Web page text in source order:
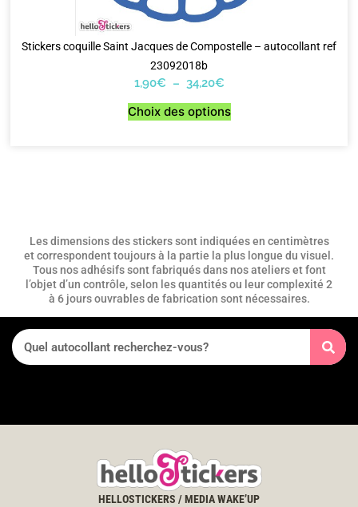
Stickers coquille Saint Jacques de Compostelle – autocollant ref
23092018b
1,90€ – 34,20€
Choix des options
Les dimensions des stickers sont indiquées en centimètres
et correspondent toujours à la partie la plus longue du visuel.
Tous nos adhésifs sont fabriqués dans nos ateliers et font
l’objet d’un contrôle, selon les quantités ou leur complexité 2
à 6 jours ouvrables de fabrication sont nécessaires.
HELLOSTICKERS / MEDIA WAKE’UP